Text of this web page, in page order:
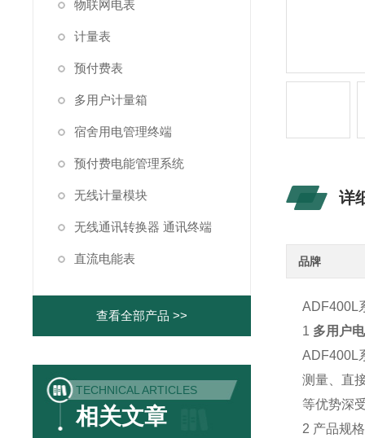
详
品牌
ADF400L
1 多用户
ADF400L
测量、直
等优势深
2 产品规格
物联网电表
计量表
预付费表
多用户计量箱
宿舍用电管理终端
预付费电能管理系统
无线计量模块
无线通讯转换器 通讯终端
直流电能表
查看全部产品 >>
TECHNICAL ARTICLES
相关文章